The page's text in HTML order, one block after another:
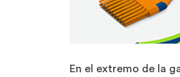
En el extremo de la